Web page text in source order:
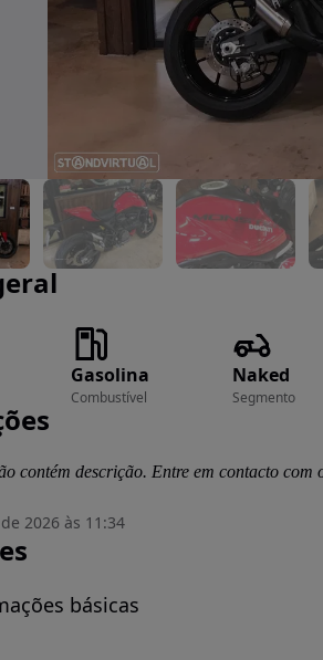
17
Gasolina
Combustível
Naked
Segmento
contém descrição. Entre em contacto
2026 às 11:34
básicas